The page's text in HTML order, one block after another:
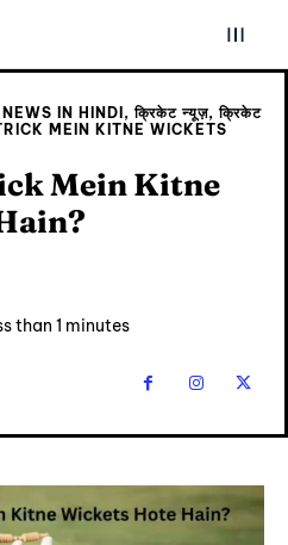
Tips
Tips
IN HINDI, क्रिकेट न्यूज़, क्रिकेट
MEIN KITNE WICKETS
Mein Kitne
than 1 minutes